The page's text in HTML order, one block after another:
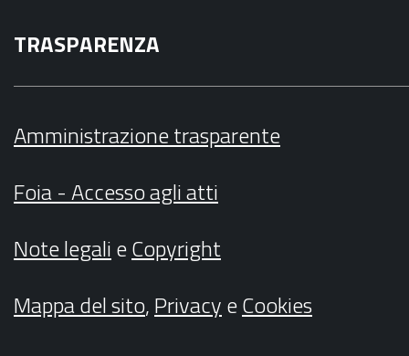
TRASPARENZA
Amministrazione trasparente
Foia - Accesso agli atti
Note legalieCopyright
Mappa del sito,PrivacyeCookies